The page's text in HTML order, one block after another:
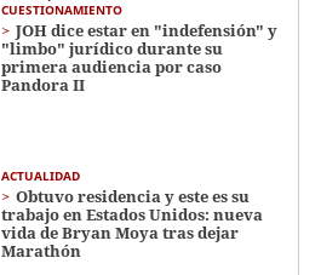
CUESTIONAMIENTO
JOH dice estar en "indefensión" y
"limbo" jurídico durante su
primera audiencia por caso
Pandora II
ACTUALIDAD
Obtuvo residencia y este es su
trabajo en Estados Unidos: nueva
vida de Bryan Moya tras dejar
Marathón